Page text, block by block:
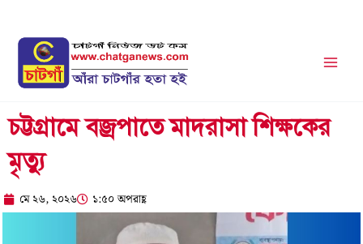
content
চট্টগ্রামে বজ্রপাতে মাদরাসা শিক্ষকের
মৃত্যু
মে ২৬, ২০২৬ ১:৫০ অপরাহ্ণ